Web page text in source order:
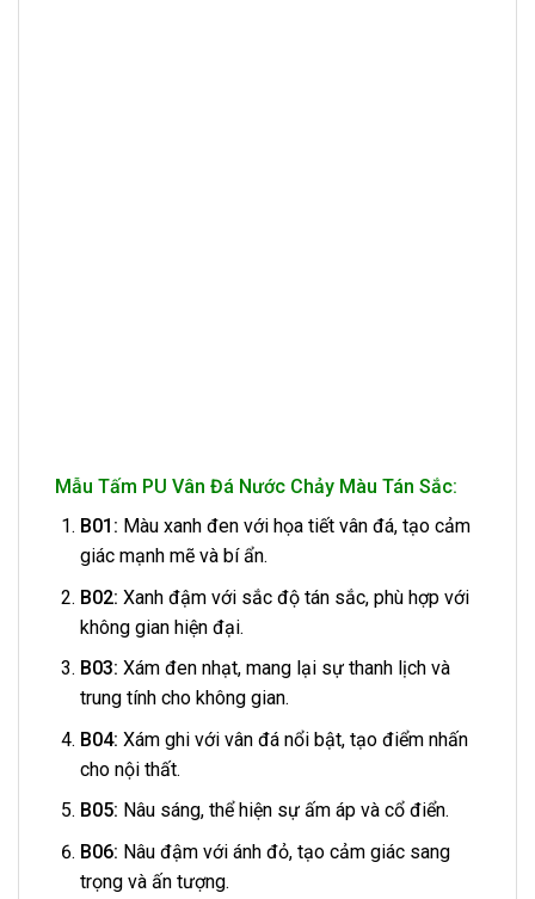
Mẫu Tấm PU Vân Đá Nước Chảy Màu Tán Sắc:
B01: Màu xanh đen với họa tiết vân đá, tạo cảm
giác mạnh mẽ và bí ẩn.
B02: Xanh đậm với sắc độ tán sắc, phù hợp với
không gian hiện đại.
B03: Xám đen nhạt, mang lại sự thanh lịch và
trung tính cho không gian.
B04: Xám ghi với vân đá nổi bật, tạo điểm nhấn
cho nội thất.
B05: Nâu sáng, thể hiện sự ấm áp và cổ điển.
B06: Nâu đậm với ánh đỏ, tạo cảm giác sang
trọng và ấn tượng.